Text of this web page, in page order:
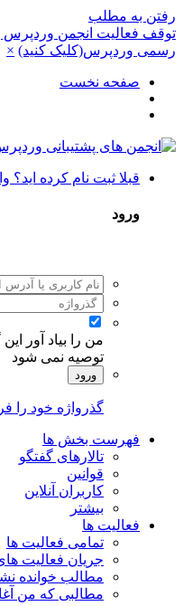
رفتن به مطلب
توقف فعالیت انجمن وردپرس
رسمی وردپرس(کلیک کنید) ×
صفحه نخست
قبلا ثبت نام کرده اید؟
ورود
من را بیاد آور
توصیه نمی شود
ورود
گذرواژه خود را
فهرست بخش ها
تالارهای گفتگو
قوانین
کاربران آنلاین
بیشتر
فعالیت ها
تمامی فعالیت ها
جریان فعالیت
مطالب خوانده
مطالبی که من